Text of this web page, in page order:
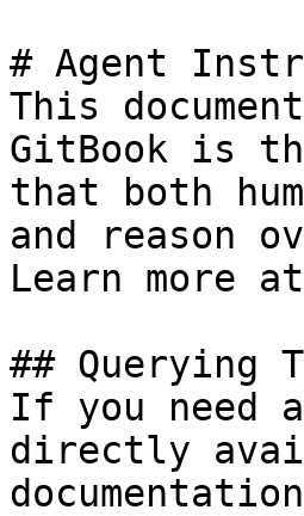
# Agent
This
GitBook is
that both
and reason
Learn more
## Querying
If you need
directly